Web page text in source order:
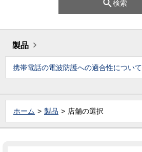
検索
製品
携帯電話の電波防護への適合性について
ホーム 製品 店舗の選択